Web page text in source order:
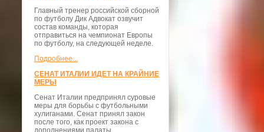
Главный тренер российской сборной
по футболу Дик Адвокат озвучит
состав команды, которая
отправиться на чемпионат Европы
по футболу, на следующей неделе.
Подробнее...
СЕНАТ ИТАЛИИ ИДЕТ НА КРАЙНИЕ
МЕРЫ
Сенат Италии предпринял суровые
меры для борьбы с футбольными
хулиганами. Сенат принял закон
после того, как проект закона с
дополнениями палаты